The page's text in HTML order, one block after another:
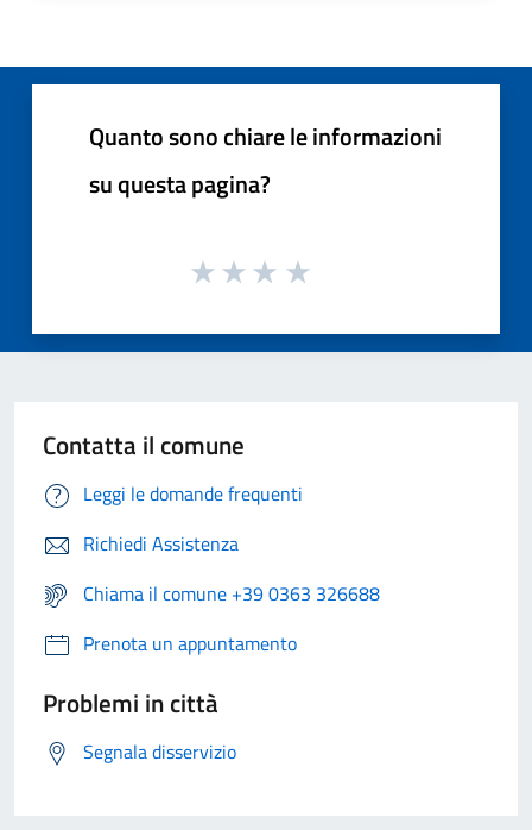
Quanto sono chiare le informazioni
su questa pagina?
Contatta il comune
Leggi le domande frequenti
Richiedi Assistenza
Chiama il comune +39 0363 326688
Prenota un appuntamento
Problemi in città
Segnala disservizio